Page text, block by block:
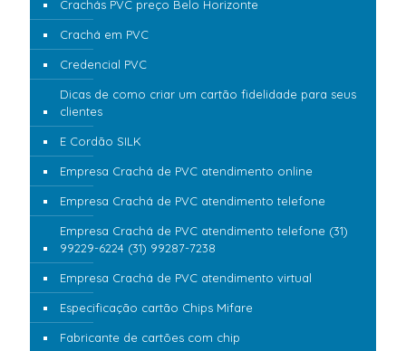
Crachás PVC preço Belo Horizonte
Crachá em PVC
Credencial PVC
Dicas de como criar um cartão fidelidade para seus
clientes
E Cordão SILK
Empresa Crachá de PVC atendimento online
Empresa Crachá de PVC atendimento telefone
Empresa Crachá de PVC atendimento telefone (31)
99229-6224 (31) 99287-7238
Empresa Crachá de PVC atendimento virtual
Especificação cartão Chips Mifare
Fabricante de cartões com chip